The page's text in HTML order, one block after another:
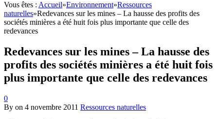
Vous êtes : Accueil»Environnement»Ressources
naturelles»Redevances sur les mines – La hausse des profits des
sociétés minières a été huit fois plus importante que celle des
redevances
Redevances sur les mines – La hausse des
profits des sociétés minières a été huit fois
plus importante que celle des redevances
0
By on 4 novembre 2011 Ressources naturelles